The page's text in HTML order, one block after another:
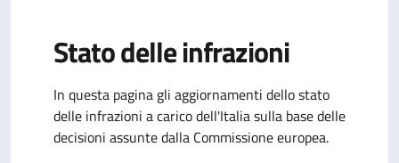
Stato delle infrazioni
In questa pagina gli aggiornamenti dello stato
delle infrazioni a carico dell'Italia sulla base delle
decisioni assunte dalla Commissione europea.